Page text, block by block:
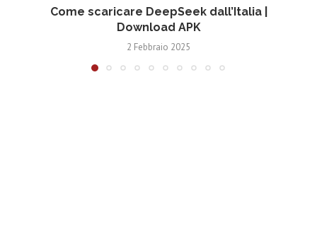
Come scaricare DeepSeek dall’Italia |
Download APK
2 Febbraio 2025